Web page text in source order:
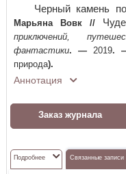
Черный камень
Марьяна Вовк
//
приключений,
фантастики. — 2019.
природа).
Аннотация
Заказ журнала
Подробнее Связанные записи